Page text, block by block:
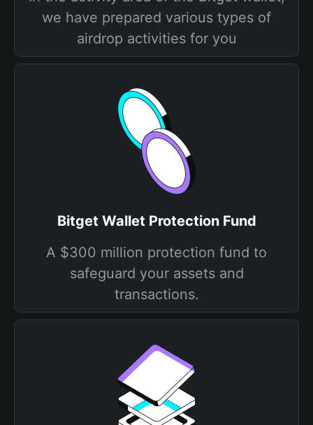
we have prepared various types of
airdrop activities for you
Bitget Wallet Protection Fund
A $300 million protection fund to
safeguard your assets and
transactions.